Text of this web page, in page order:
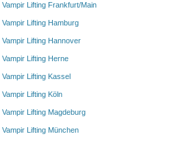
Vampir Lifting Frankfurt/Main
Vampir Lifting Hamburg
Vampir Lifting Hannover
Vampir Lifting Herne
Vampir Lifting Kassel
Vampir Lifting Köln
Vampir Lifting Magdeburg
Vampir Lifting München